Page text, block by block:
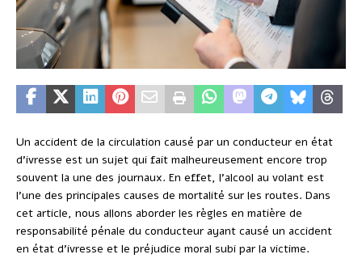
Un accident de la circulation causé par un conducteur en état
d’ivresse est un sujet qui fait malheureusement encore trop
souvent la une des journaux. En effet, l’alcool au volant est
l’une des principales causes de mortalité sur les routes. Dans
cet article, nous allons aborder les règles en matière de
responsabilité pénale du conducteur ayant causé un accident
en état d’ivresse et le préjudice moral subi par la victime.